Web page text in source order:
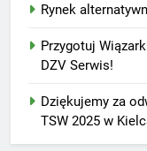
Rynek
Przygotuj
DZV Serwis!
Dziękujemy za
TSW 2025 w